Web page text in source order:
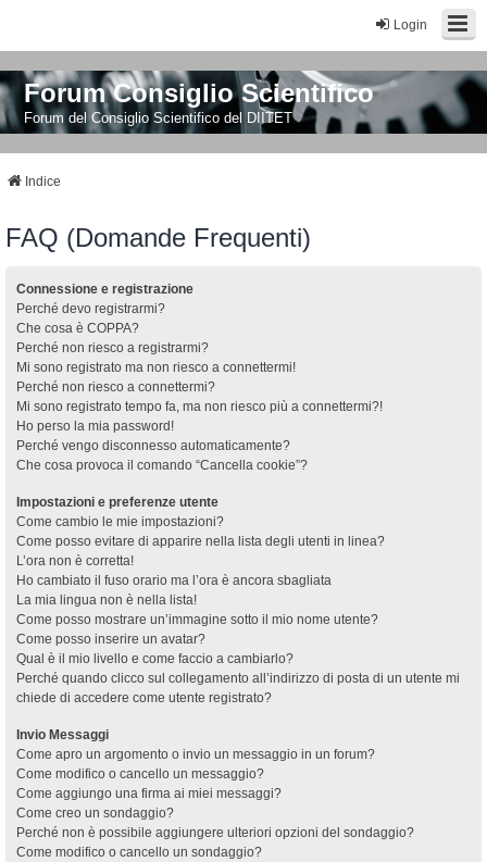
Login
Forum Consiglio Scientifico
Forum del Consiglio Scientifico del DIITET
Indice
FAQ (Domande Frequenti)
Connessione e registrazione
Perché devo registrarmi?
Che cosa è COPPA?
Perché non riesco a registrarmi?
Mi sono registrato ma non riesco a connettermi!
Perché non riesco a connettermi?
Mi sono registrato tempo fa, ma non riesco più a connettermi?!
Ho perso la mia password!
Perché vengo disconnesso automaticamente?
Che cosa provoca il comando “Cancella cookie”?
Impostazioni e preferenze utente
Come cambio le mie impostazioni?
Come posso evitare di apparire nella lista degli utenti in linea?
L’ora non è corretta!
Ho cambiato il fuso orario ma l’ora è ancora sbagliata
La mia lingua non è nella lista!
Come posso mostrare un’immagine sotto il mio nome utente?
Come posso inserire un avatar?
Qual è il mio livello e come faccio a cambiarlo?
Perché quando clicco sul collegamento all’indirizzo di posta di un utente mi
chiede di accedere come utente registrato?
Invio Messaggi
Come apro un argomento o invio un messaggio in un forum?
Come modifico o cancello un messaggio?
Come aggiungo una firma ai miei messaggi?
Come creo un sondaggio?
Perché non è possibile aggiungere ulteriori opzioni del sondaggio?
Come modifico o cancello un sondaggio?